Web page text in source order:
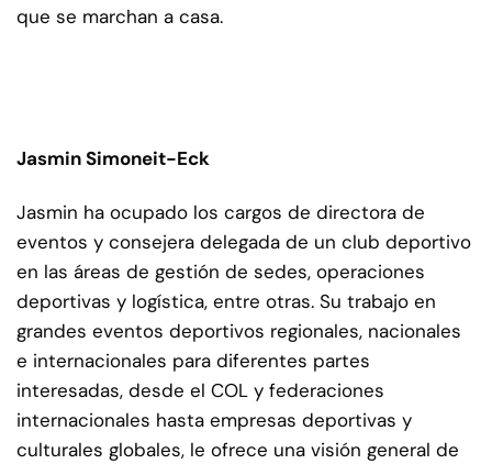
que se marchan a casa.
Jasmin Simoneit-Eck
Jasmin ha ocupado los cargos de directora de
eventos y consejera delegada de un club deportivo
en las áreas de gestión de sedes, operaciones
deportivas y logística, entre otras. Su trabajo en
grandes eventos deportivos regionales, nacionales
e internacionales para diferentes partes
interesadas, desde el COL y federaciones
internacionales hasta empresas deportivas y
culturales globales, le ofrece una visión general de